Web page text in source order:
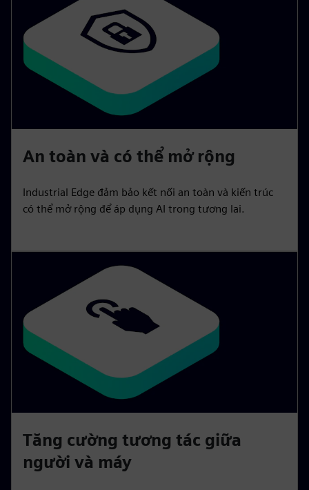
An toàn và có thể mở rộng
Industrial Edge đảm bảo kết nối an toàn và kiến trúc
có thể mở rộng để áp dụng AI trong tương lai.
Tăng cường tương tác giữa
người và máy